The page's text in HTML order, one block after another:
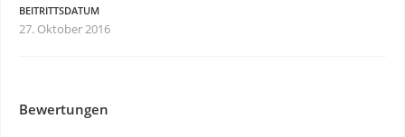
BEITRITTSDATUM
27. Oktober 2016
Bewertungen